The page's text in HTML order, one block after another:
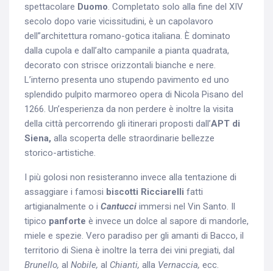
spettacolare Duomo. Completato solo alla fine del XIV
secolo dopo varie vicissitudini, è un capolavoro
dell”architettura romano-gotica italiana. È dominato
dalla cupola e dall’alto campanile a pianta quadrata,
decorato con strisce orizzontali bianche e nere.
L’interno presenta uno stupendo pavimento ed uno
splendido pulpito marmoreo opera di Nicola Pisano del
1266. Un’esperienza da non perdere è inoltre la visita
della città percorrendo gli itinerari proposti dall’APT di
Siena, alla scoperta delle straordinarie bellezze
storico-artistiche.
I più golosi non resisteranno invece alla tentazione di
assaggiare i famosi biscotti Ricciarelli fatti
artigianalmente o i Cantucci immersi nel Vin Santo. Il
tipico panforte è invece un dolce al sapore di mandorle,
miele e spezie. Vero paradiso per gli amanti di Bacco, il
territorio di Siena è inoltre la terra dei vini pregiati, dal
Brunello, al Nobile, al Chianti, alla Vernaccia, ecc.